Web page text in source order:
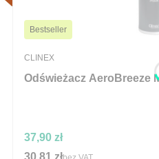
Bestseller
Odświeżacz AeroBreeze
PRODUCENT
CLINEX
Cena
37,90 zł
Cena
30,81 zł